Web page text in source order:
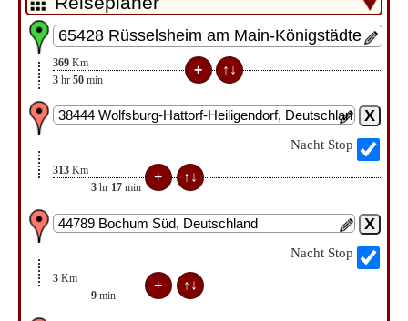
369 Km
3 hr 50 min
Nacht Stop
313 Km
3 hr 17 min
Nacht Stop
3 Km
9 min